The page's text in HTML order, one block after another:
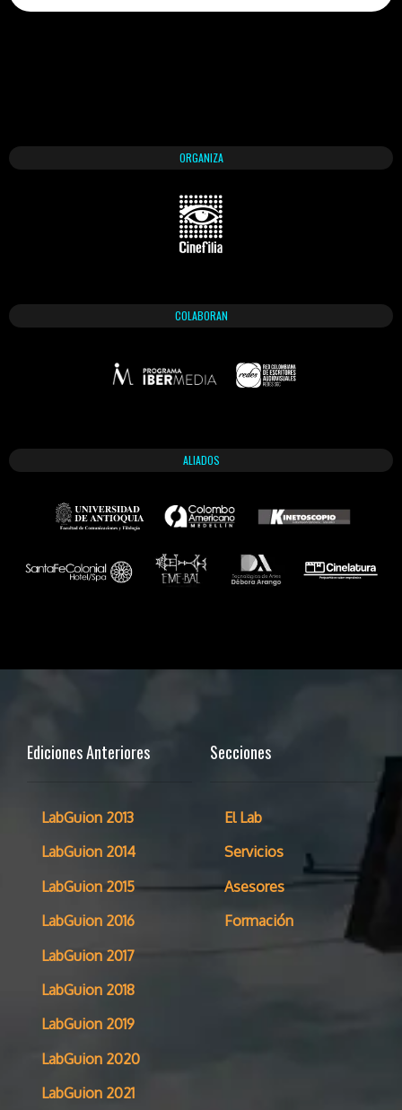
ORGANIZA
COLABORAN
ALIADOS
Ediciones Anteriores
LabGuion 2013
LabGuion 2014
LabGuion 2015
LabGuion 2016
LabGuion 2017
LabGuion 2018
LabGuion 2019
LabGuion 2020
LabGuion 2021
Secciones
El Lab
Servicios
Asesores
Formación